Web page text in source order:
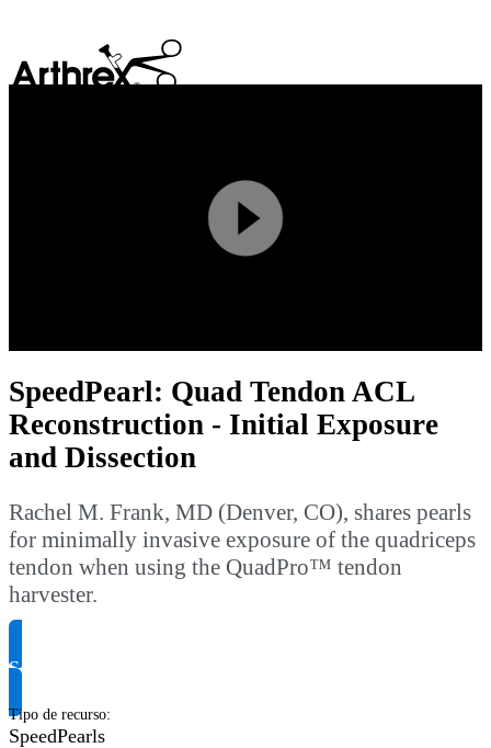
Play
Video
SpeedPearl: Quad Tendon ACL
Reconstruction - Initial Exposure
and Dissection
Rachel M. Frank, MD (Denver, CO), shares pearls
for minimally invasive exposure of the quadriceps
tendon when using the QuadPro™ tendon
harvester.
Solicitar información del producto
Tipo de recurso:
SpeedPearls